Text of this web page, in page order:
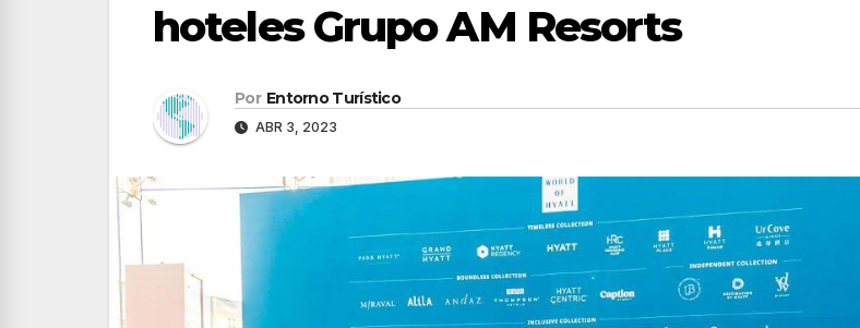
hoteles Grupo AM Resorts
Por Entorno Turístico
ABR 3, 2023